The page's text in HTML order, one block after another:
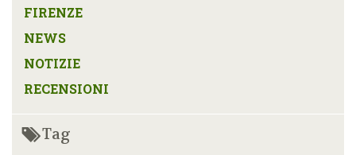
FIRENZE
NEWS
NOTIZIE
RECENSIONI
Tag